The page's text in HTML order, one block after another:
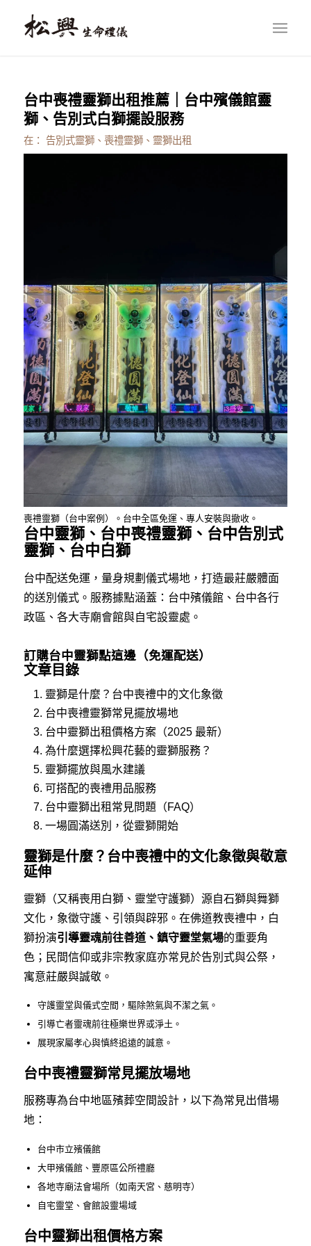
台中喪禮靈獅出租推薦｜台中殯儀館靈
獅、告別式白獅擺設服務
在： 告別式靈獅、喪禮靈獅、靈獅出租
喪禮靈獅（台中案例）。台中全區免運、專人安裝與撤收。
台中靈獅、台中喪禮靈獅、台中告別式
靈獅、台中白獅
台中配送免運，量身規劃儀式場地，打造最莊嚴體面
的送別儀式。服務據點涵蓋：台中殯儀館、台中各行
政區、各大寺廟會館與自宅設靈處。
訂購台中靈獅點這邊（免運配送）
文章目錄
靈獅是什麼？台中喪禮中的文化象徵
台中喪禮靈獅常見擺放場地
台中靈獅出租價格方案（2025 最新）
為什麼選擇松興花藝的靈獅服務？
靈獅擺放與風水建議
可搭配的喪禮用品服務
台中靈獅出租常見問題（FAQ）
一場圓滿送別，從靈獅開始
靈獅是什麼？台中喪禮中的文化象徵與敬意
延伸
靈獅（又稱喪用白獅、靈堂守護獅）源自石獅與舞獅
文化，象徵守護、引領與辟邪。在佛道教喪禮中，白
獅扮演引導靈魂前往善道、鎮守靈堂氣場的重要角
色；民間信仰或非宗教家庭亦常見於告別式與公祭，
寓意莊嚴與誠敬。
守護靈堂與儀式空間，驅除煞氣與不潔之氣。
引導亡者靈魂前往極樂世界或淨土。
展現家屬孝心與慎終追遠的誠意。
台中喪禮靈獅常見擺放場地
服務專為台中地區殯葬空間設計，以下為常見出借場
地：
台中市立殯儀館
大甲殯儀館、豐原區公所禮廳
各地寺廟法會場所（如南天宮、慈明寺）
自宅靈堂、會館設靈場域
台中靈獅出租價格方案